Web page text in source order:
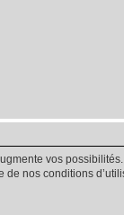
vos
nos conditions